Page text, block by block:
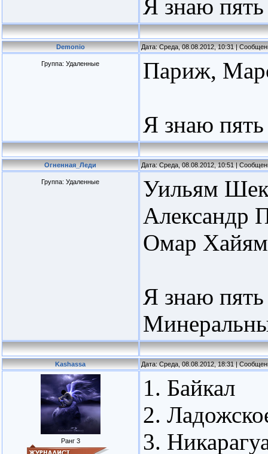
Я знаю
Demonio Дата: Среда, 08.08.2012, 10:31 |
Группа: Удаленные Париж,
Я знаю пять
Огненная_Леди Дата: Среда, 08.08.2012, 10:51 |
Группа: Удаленные
Уильям
Александр
Омар Хайям
Я знаю пять
Kashassa Дата: Среда, 08.08.2012, 18:31 |
Ранг 3
1. Байкал
2.
3.